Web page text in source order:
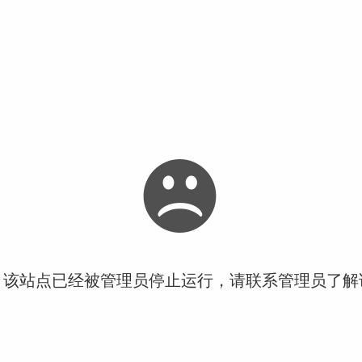
站点已经被管理员停止运行，请联系管理员了